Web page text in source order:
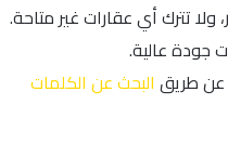
ولا تترك أي عقارات غير متاحة.
جودة عالية.
عن طريق البحث عن الكلمات